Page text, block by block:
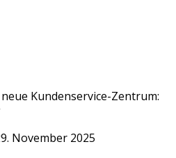
Kundenservice-Zentrum:
November 2025